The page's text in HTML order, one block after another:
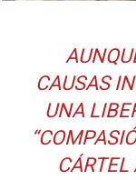
CAUSAS
UNA
CÁRTEL